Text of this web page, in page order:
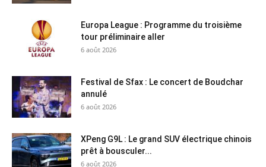
Europa League : Programme du troisième
tour préliminaire aller
6 août 2026
Festival de Sfax : Le concert de Boudchar
annulé
6 août 2026
XPeng G9L : Le grand SUV électrique chinois
prêt à bousculer...
6 août 2026